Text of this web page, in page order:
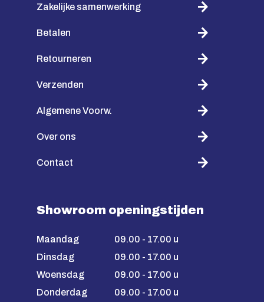
Zakelijke samenwerking
Betalen
Retourneren
Verzenden
Algemene Voorw.
Over ons
Contact
Showroom openingstijden
Maandag
09.00 - 17.00 u
Dinsdag
09.00 - 17.00 u
Woensdag
09.00 - 17.00 u
Donderdag
09.00 - 17.00 u